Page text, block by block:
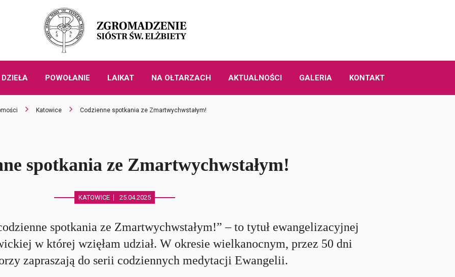
POWOŁANIE LAIKAT NA OŁTARZACH AKTUALNOŚCI GALERIA KONTAKT
Katowice Codzienne spotkania ze Zmartwychwstałym!
spotkania ze Zmartwychwstałym!
KATOWICE 25.04.2025
spotkania ze Zmartwychwstałym!” – to tytuł ewangelizacyjnej
w której wzięłam udział. W okresie wielkanocnym, przez 50 dni
zapraszają do serii codziennych medytacji Ewangelii.